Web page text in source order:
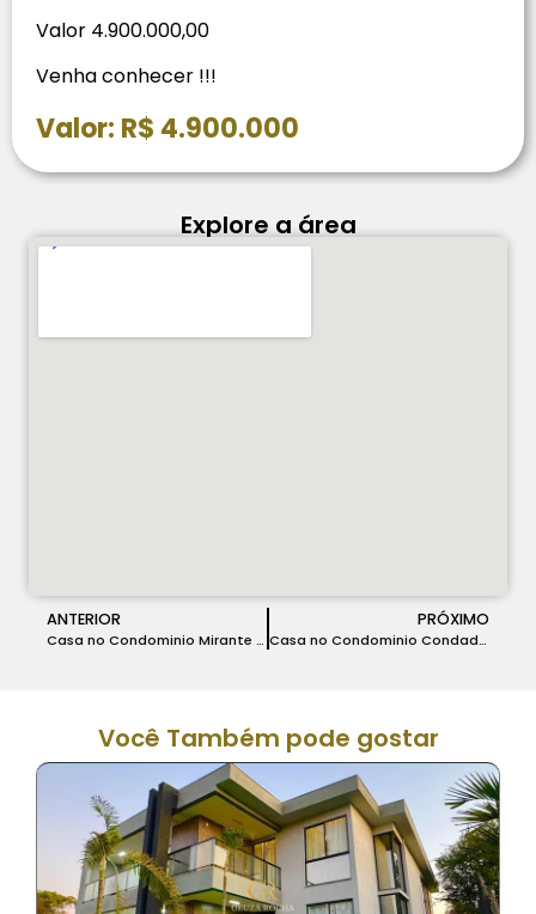
Valor 4.900.000,00
Venha conhecer ⁠!!!
Valor: R$ 4.900.000
Explore a área
ANTERIOR
Casa no Condominio Mirante do Fidalgo em Lagoa Santa – COD 222
PRÓXIMO
Casa no Condominio Condados da Lagoa em Lagoa Santa – COD 224
Você Também pode gostar